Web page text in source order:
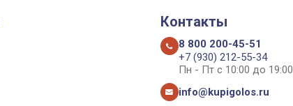
Контакты
8 800 200-45-51
+7 (930) 212-55-34
Пн - Пт с 10:00 до 19:00
info@kupigolos.ru